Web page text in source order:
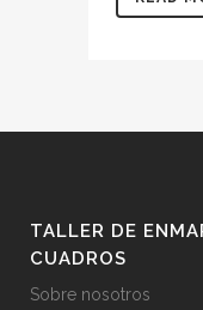
TALLER DE
CUADROS
Sobre nosotros